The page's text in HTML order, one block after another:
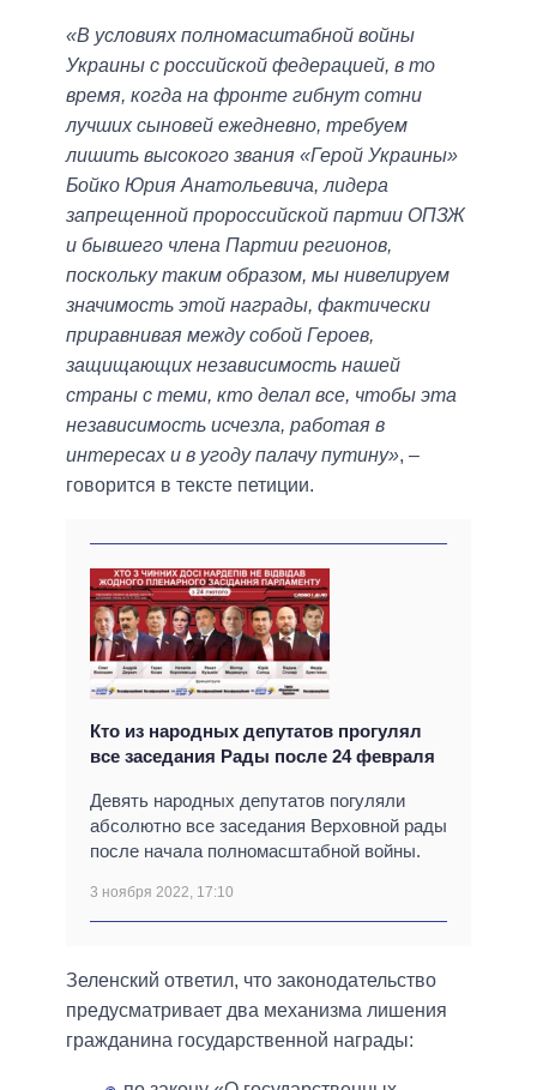
«В условиях полномасштабной войны
Украины с российской федерацией, в то
время, когда на фронте гибнут сотни
лучших сыновей ежедневно, требуем
лишить высокого звания «Герой Украины»
Бойко Юрия Анатольевича, лидера
запрещенной пророссийской партии ОПЗЖ
и бывшего члена Партии регионов,
поскольку таким образом, мы нивелируем
значимость этой награды, фактически
приравнивая между собой Героев,
защищающих независимость нашей
страны с теми, кто делал все, чтобы эта
независимость исчезла, работая в
интересах и в угоду палачу путину», –
говорится в тексте петиции.
Кто из народных депутатов прогулял
все заседания Рады после 24 февраля
Девять народных депутатов погуляли
абсолютно все заседания Верховной рады
после начала полномасштабной войны.
3 ноября 2022, 17:10
Зеленский ответил, что законодательство
предусматривает два механизма лишения
гражданина государственной награды: